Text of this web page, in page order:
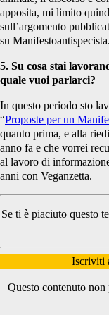
apposita, mi limito
sull’argomento
su
5. Su cosa stai
quale vuoi parlarci?
In questo periodo sto
“Proposte per un
quanto prima, e alla
anno fa e che vorrei
al lavoro di
anni con Veganzetta.
Se ti è piaciuto questo
Iscriviti
Questo contenuto non